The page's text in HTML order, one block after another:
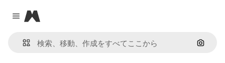
Close menu
Magnific
画像で